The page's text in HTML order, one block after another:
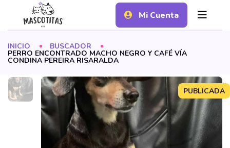
Mi Cuenta
INICIO BUSCADOR
PERRO ENCONTRADO MACHO NEGRO Y CAFÉ VÍA
CONDINA PEREIRA RISARALDA
PUBLICADA